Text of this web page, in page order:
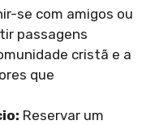
se com amigos ou
passagens
cristã e a
que
Reservar um